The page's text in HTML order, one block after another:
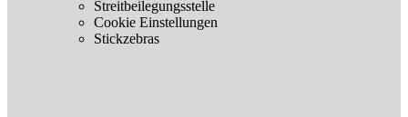
Streitbeilegungsstelle
Cookie Einstellungen
Stickzebras